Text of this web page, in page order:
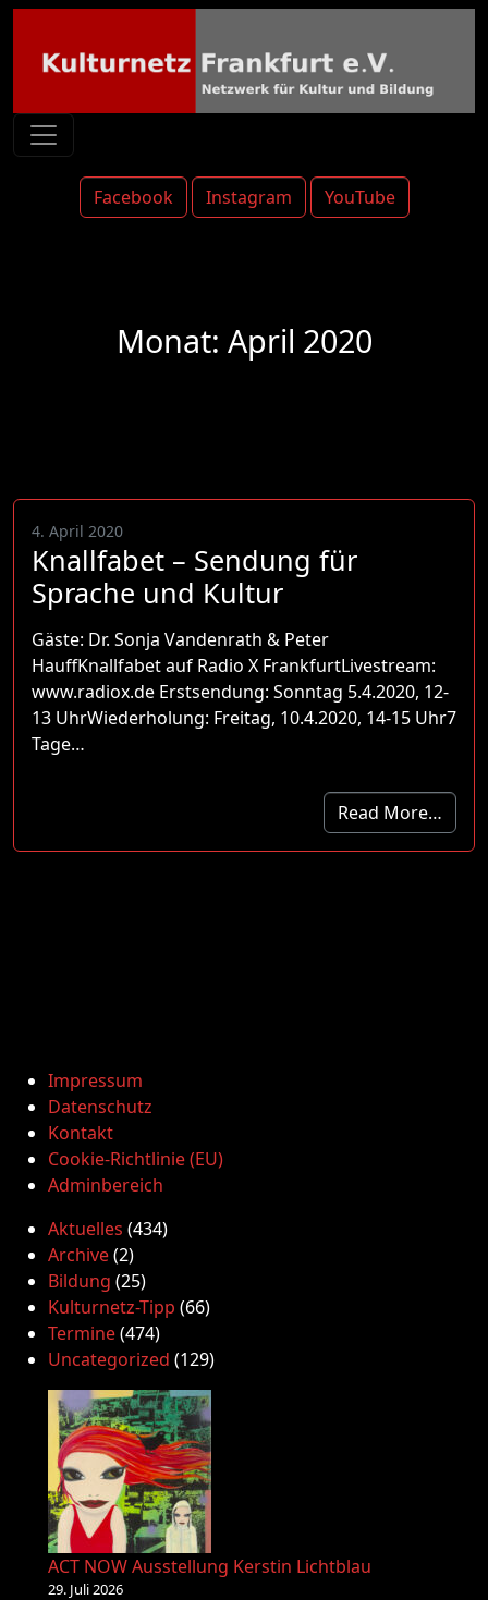
Facebook Instagram YouTube
Monat: April 2020
4. April 2020
Knallfabet – Sendung für
Sprache und Kultur
Gäste: Dr. Sonja Vandenrath & Peter
HauffKnallfabet auf Radio X FrankfurtLivestream:
www.radiox.de Erstsendung: Sonntag 5.4.2020, 12-
13 UhrWiederholung: Freitag, 10.4.2020, 14-15 Uhr7
Tage…
Read More…
Impressum
Datenschutz
Kontakt
Cookie-Richtlinie (EU)
Adminbereich
Aktuelles (434)
Archive(2)
Bildung (25)
Kulturnetz-Tipp (66)
Termine(474)
Uncategorized (129)
ACT NOW Ausstellung Kerstin Lichtblau
29. Juli 2026